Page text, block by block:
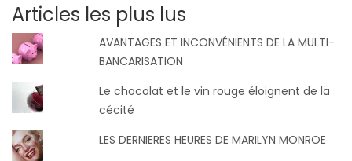
Articles les plus lus
AVANTAGES ET INCONVÉNIENTS DE LA MULTI-
BANCARISATION
Le chocolat et le vin rouge éloignent de la
cécité
LES DERNIERES HEURES DE MARILYN MONROE